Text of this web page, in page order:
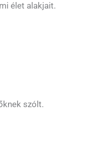
élet alakjait.
szólt.